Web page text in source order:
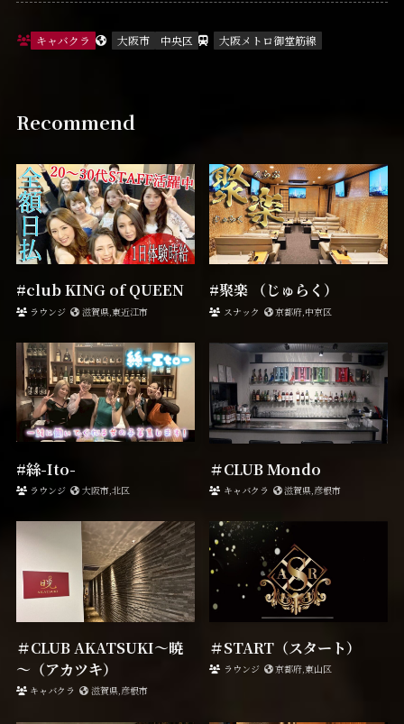
キャバクラ 大阪市 中央区 大阪メトロ御堂筋線
Recommend
#club KING of QUEEN
ラウンジ 滋賀県,東近江市
#聚楽 （じゅらく）
スナック 京都府,中京区
#絲-Ito-
ラウンジ 大阪市,北区
＃CLUB Mondo
キャバクラ 滋賀県,彦根市
＃CLUB AKATSUKI～暁
～（アカツキ）
キャバクラ 滋賀県,彦根市
＃START（スタート）
ラウンジ 京都府,東山区